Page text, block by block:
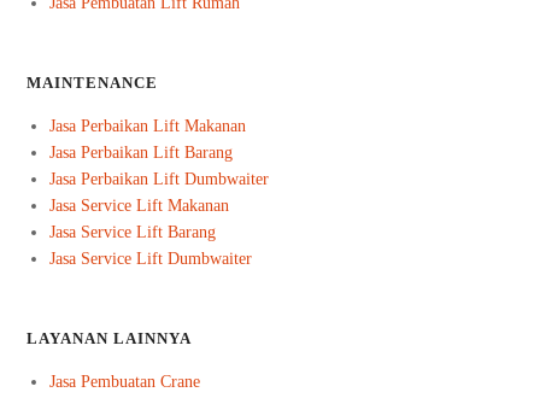
MAINTENANCE
Jasa Perbaikan Lift Makanan
Jasa Perbaikan Lift Barang
Jasa Perbaikan Lift Dumbwaiter
Jasa Service Lift Makanan
Jasa Service Lift Barang
Jasa Service Lift Dumbwaiter
LAYANAN LAINNYA
Jasa Pembuatan Crane